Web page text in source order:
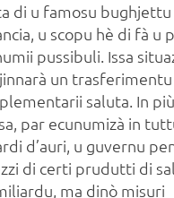
di u famosu bughjettu
u scopu hè di fà u
pussibuli. Issa
un
saluta. In
par ecunumizà in
d’auri, u guvernu
di certi prudutti di
ma dinò misuri